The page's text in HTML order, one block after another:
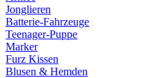
Jonglieren
Batterie-Fahrzeuge
Teenager-Puppe
Marker
Furz Kissen
Blusen & Hemden